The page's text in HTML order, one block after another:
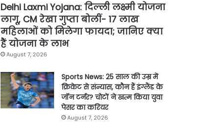
Delhi Laxmi Yojana: दिल्ली लक्ष्मी योजना
लागू, CM रेखा गुप्ता बोलीं- 17 लाख
महिलाओं को मिलेगा फायदा; जानिए क्या
हैं योजना के लाभ
August 7, 2026
Sports News: 25 साल की उम्र में
क्रिकेट से संन्यास, कौन हैं इंग्लैंड के
जॉन टर्नर? चोटों ने खत्म किया युवा
पेसर का करियर
August 7, 2026